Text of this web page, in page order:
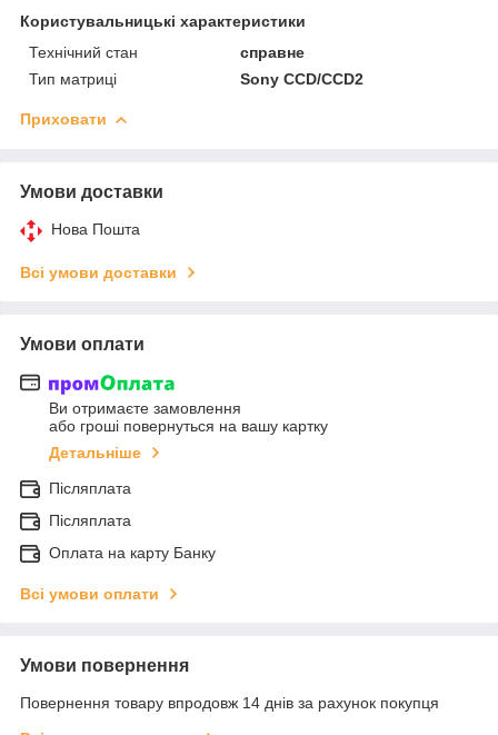
Користувальницькі характеристики
Технічний стан
справне
Тип матриці
Sony CCD/CCD2
Приховати
Умови доставки
Нова Пошта
Всі умови доставки
Умови оплати
Ви отримаєте замовлення
або гроші повернуться на вашу картку
Детальніше
Післяплата
Післяплата
Оплата на карту Банку
Всі умови оплати
Умови повернення
Повернення товару впродовж 14 днів за рахунок покупця